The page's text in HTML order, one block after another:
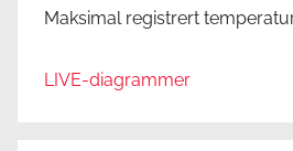
Maksimal registrert temperatur
LIVE-diagrammer